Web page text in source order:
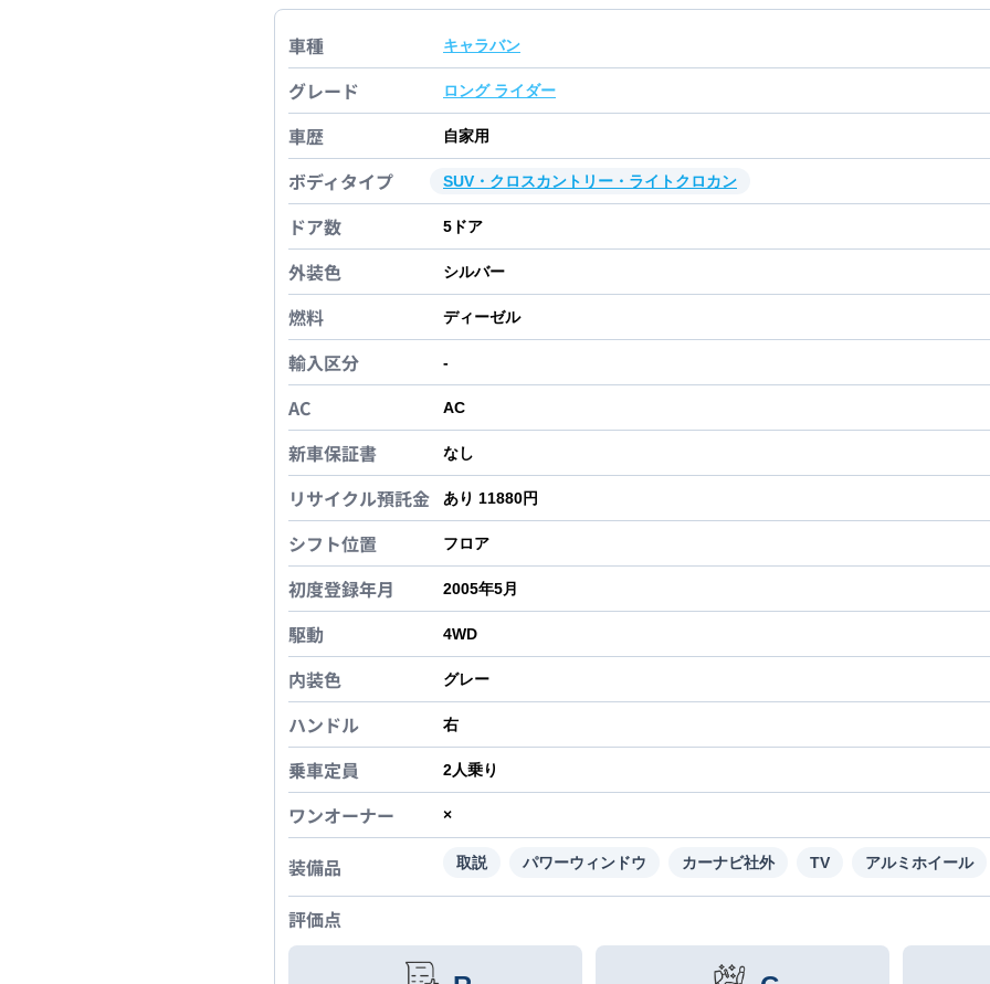
車種 キャラバン
グレード ロング ライダー
車歴 自家用
ボディタイプ SUV・クロスカントリー・ライトクロカン
ドア数 5 ドア
外装色 シルバー
燃料 ディーゼル
輸入区分 -
AC AC
新車保証書 なし
リサイクル預託金 あり 11880円
シフト位置 フロア
初度登録年月 2005年5月
駆動 4WD
内装色 グレー
ハンドル 右
乗車定員 2人乗り
ワンオーナー ×
装備品 取説 パワーウィンドウ カーナビ社外 TV アルミホイール
評価点